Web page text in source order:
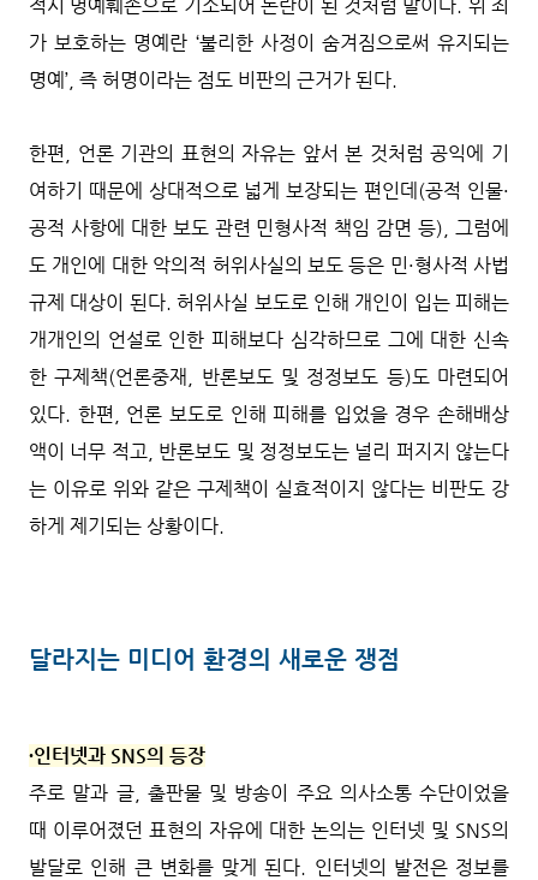
적시 명예훼손으로 기소되어 논란이 된 것처럼 말이다. 위 죄
가 보호하는 명예란 ‘불리한 사정이 숨겨짐으로써 유지되는
명예’, 즉 허명이라는 점도 비판의 근거가 된다.
한편, 언론 기관의 표현의 자유는 앞서 본 것처럼 공익에 기
여하기 때문에 상대적으로 넓게 보장되는 편인데(공적 인물·
공적 사항에 대한 보도 관련 민형사적 책임 감면 등), 그럼에
도 개인에 대한 악의적 허위사실의 보도 등은 민·형사적 사법
규제 대상이 된다. 허위사실 보도로 인해 개인이 입는 피해는
개개인의 언설로 인한 피해보다 심각하므로 그에 대한 신속
한 구제책(언론중재, 반론보도 및 정정보도 등)도 마련되어
있다. 한편, 언론 보도로 인해 피해를 입었을 경우 손해배상
액이 너무 적고, 반론보도 및 정정보도는 널리 퍼지지 않는다
는 이유로 위와 같은 구제책이 실효적이지 않다는 비판도 강
하게 제기되는 상황이다.
달라지는 미디어 환경의 새로운 쟁점
∙인터넷과 SNS의 등장
주로 말과 글, 출판물 및 방송이 주요 의사소통 수단이었을
때 이루어졌던 표현의 자유에 대한 논의는 인터넷 및 SNS의
발달로 인해 큰 변화를 맞게 된다. 인터넷의 발전은 정보를